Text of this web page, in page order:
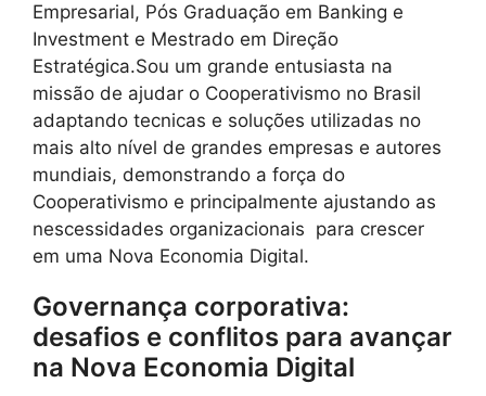
Empresarial, Pós Graduação em Banking e
Investment e Mestrado em Direção
Estratégica.Sou um grande entusiasta na
missão de ajudar o Cooperativismo no Brasil
adaptando tecnicas e soluções utilizadas no
mais alto nível de grandes empresas e autores
mundiais, demonstrando a força do
Cooperativismo e principalmente ajustando as
nescessidades organizacionais para crescer
em uma Nova Economia Digital.
Governança corporativa:
desafios e conflitos para avançar
na Nova Economia Digital